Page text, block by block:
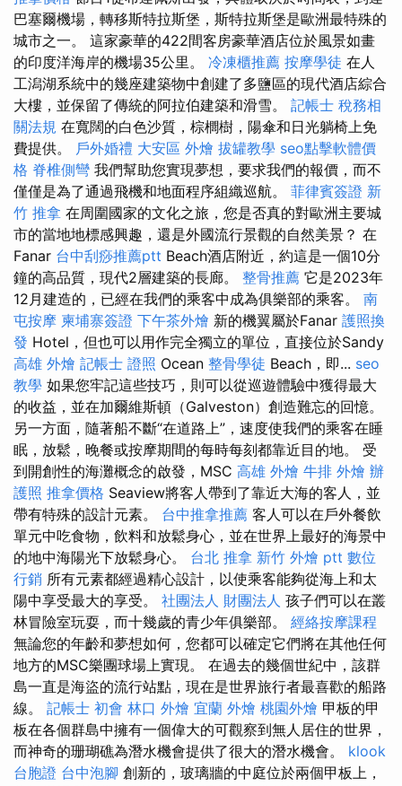
巴塞爾機場，轉移斯特拉斯堡，斯特拉斯堡是歐洲最特殊的
城市之一。 這家豪華的422間客房豪華酒店位於風景如畫
的印度洋海岸的機場35公里。 冷凍櫃推薦 按摩學徒 在人
工潟湖系統中的幾座建築物中創建了多鹽區的現代酒店綜合
大樓，並保留了傳統的阿拉伯建築和滑雪。 記帳士 稅務相
關法規 在寬闊的白色沙質，棕櫚樹，陽傘和日光躺椅上免
費提供。 戶外婚禮 大安區 外燴 拔罐教學 seo點擊軟體價
格 脊椎側彎 我們幫助您實現夢想，要求我們的報價，而不
僅僅是為了通過飛機和地面程序組織巡航。 菲律賓簽證 新
竹 推拿 在周圍國家的文化之旅，您是否真的對歐洲主要城
市的當地地標感興趣，還是外國流行景觀的自然美景？ 在
Fanar 台中刮痧推薦ptt Beach酒店附近，約這是一個10分
鐘的高品質，現代2層建築的長廊。 整骨推薦 它是2023年
12月建造的，已經在我們的乘客中成為俱樂部的乘客。 南
屯按摩 柬埔寨簽證 下午茶外燴 新的機翼屬於Fanar 護照換
發 Hotel，但也可以用作完全獨立的單位，直接位於Sandy
高雄 外燴 記帳士 證照 Ocean 整骨學徒 Beach，即... seo
教學 如果您牢記這些技巧，則可以從巡遊體驗中獲得最大
的收益，並在加爾維斯頓（Galveston）創造難忘的回憶。
另一方面，隨著船不斷“在道路上”，速度使我們的乘客在睡
眠，放鬆，晚餐或按摩期間的每時每刻都靠近目的地。 受
到開創性的海灘概念的啟發，MSC 高雄 外燴 牛排 外燴 辦
護照 推拿價格 Seaview將客人帶到了靠近大海的客人，並
帶有特殊的設計元素。 台中推拿推薦 客人可以在戶外餐飲
單元中吃食物，飲料和放鬆身心，並在世界上最好的海景中
的地中海陽光下放鬆身心。 台北 推拿 新竹 外燴 ptt 數位
行銷 所有元素都經過精心設計，以使乘客能夠從海上和太
陽中享受最大的享受。 社團法人 財團法人 孩子們可以在叢
林冒險室玩耍，而十幾歲的青少年俱樂部。 經絡按摩課程
無論您的年齡和夢想如何，您都可以確定它們將在其他任何
地方的MSC樂團球場上實現。 在過去的幾個世紀中，該群
島一直是海盜的流行站點，現在是世界旅行者最喜歡的船路
線。 記帳士 初會 林口 外燴 宜蘭 外燴 桃園外燴 甲板的甲
板在各個群島中擁有一個偉大的可觀察到無人居住的世界，
而神奇的珊瑚礁為潛水機會提供了很大的潛水機會。 klook
台胞證 台中泡腳 創新的，玻璃牆的中庭位於兩個甲板上，